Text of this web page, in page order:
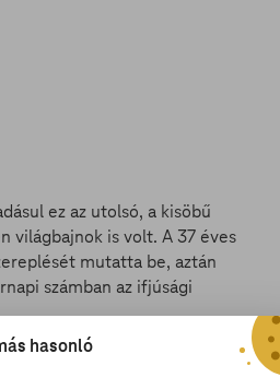
ez az utolsó, a kisöbű
világbajnok is volt. A 37 éves
mutatta be, aztán
számban az ifjúsági
Péter), alapverseny
hasonló